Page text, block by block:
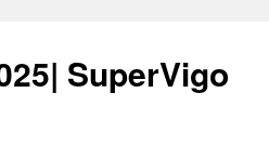
SuperVigo